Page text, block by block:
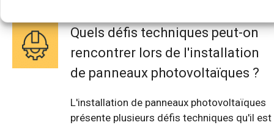
Quels défis techniques peut-on
rencontrer lors de l'installation
de panneaux photovoltaïques ?
L'installation de panneaux photovoltaïques
présente plusieurs défis techniques qu'il est